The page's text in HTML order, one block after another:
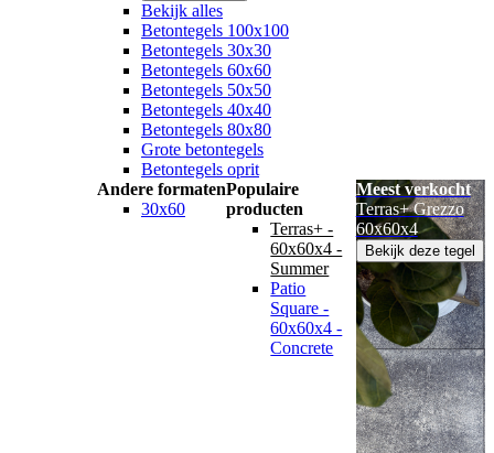
Bekijk alles
Betontegels 100x100
Betontegels 30x30
Betontegels 60x60
Betontegels 50x50
Betontegels 40x40
Betontegels 80x80
Grote betontegels
Betontegels oprit
Andere formaten
30x60
Populaire
producten
Terras+ -
60x60x4 -
Summer
Patio
Square -
60x60x4 -
Concrete
Meest verkocht
Terras+ Grezzo
60x60x4
Bekijk deze tegel